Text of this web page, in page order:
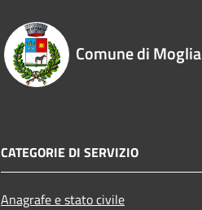
Comune di Moglia
CATEGORIE DI SERVIZIO
Anagrafe e stato civile